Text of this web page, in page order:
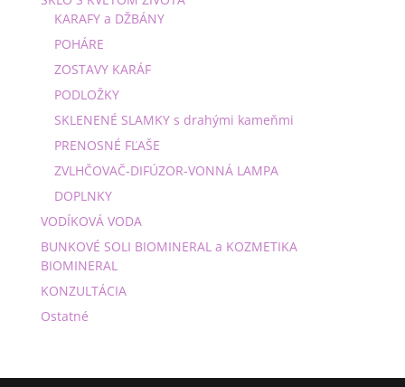
KARAFY a DŽBÁNY
POHÁRE
ZOSTAVY KARÁF
PODLOŽKY
SKLENENÉ SLAMKY s drahými kameňmi
PRENOSNÉ FĽAŠE
ZVLHČOVAČ-DIFÚZOR-VONNÁ LAMPA
DOPLNKY
VODÍKOVÁ VODA
BUNKOVÉ SOLI BIOMINERAL a KOZMETIKA
BIOMINERAL
KONZULTÁCIA
Ostatné